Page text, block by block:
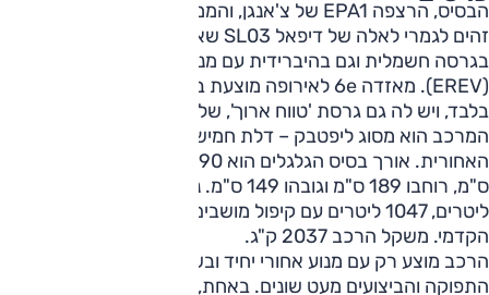
הבסיס, הרצפה EPA1 של צ'אנגן, והממדים קרובים מאוד עד
זהים לגמרי לאלה של דיפאל SL03 שאינה משווקת כאן, מוצעת
בגרסה חשמלית וגם בהיברידית עם מנוע בנזין כמאריך טווח
(EREV). מאזדה 6e לאירופה מוצעת בשלב זה בגרסה חשמלית
בלבד, ויש לה גם גרסת 'טווח ארוך', שלא קיימת ב-SL03.
המרכב הוא מסוג ליפטבק – דלת חמישית הכוללת את השמשה
הקדמי. משקל הרכב 2037 ק"ג.
הרכב מוצע רק עם מנוע אחורי יחיד ובשתי גרסאות סוללה, ונתוני